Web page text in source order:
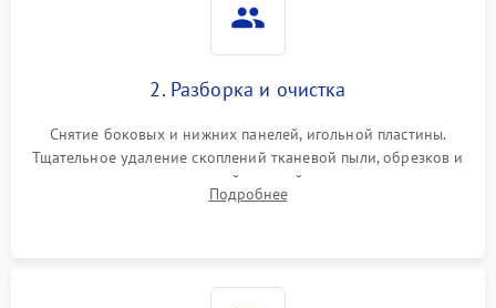
2. Разборка и очистка
Снятие боковых и нижних панелей, игольной пластины.
Тщательное удаление скоплений тканевой пыли, обрезков и
очесов из зоны петлителей и ножей с помощью жестких
кистей, пинцета и потока сжатого воздуха.
Подробнее